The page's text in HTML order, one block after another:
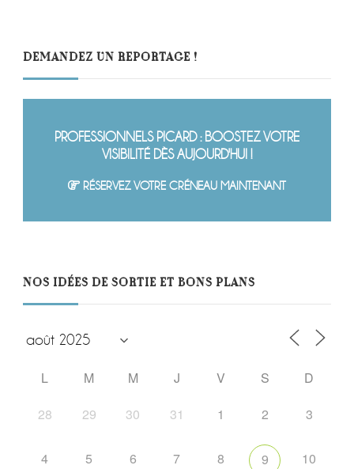
DEMANDEZ UN REPORTAGE !
PROFESSIONNELS PICARD : BOOSTEZ VOTRE
VISIBILITÉ DÈS AUJOURD'HUI !
RÉSERVEZ VOTRE CRÉNEAU MAINTENANT
NOS IDÉES DE SORTIE ET BONS PLANS
L M M J V S
D
28
29 30 31 1 2 3
4 5 6 7 8 9 10